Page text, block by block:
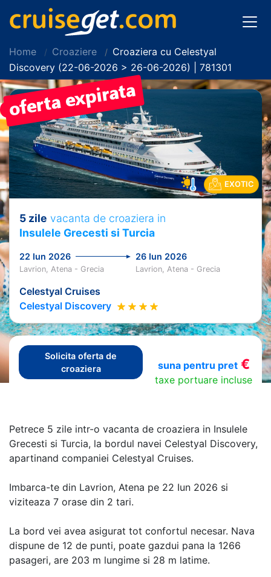
Home Croaziere
Croaziera cu Celestyal
Discovery (22-06-2026 > 26-06-2026) | 781301
PRET REDUS!
EXOTIC
5 zile vacanta de croaziera in
Insulele Grecesti si Turcia
22 Iun 2026 26 Iun 2026
Lavrion, Atena - Grecia Lavrion, Atena - Grecia
Celestyal Cruises
Celestyal Discovery
Solicita oferta de
croaziera
suna pentru pret€
taxe portuare incluse
Petrece 5 zile intr-o vacanta de croaziera in Insulele
Grecesti si Turcia, la bordul navei Celestyal Discovery,
apartinand companiei Celestyal Cruises.
Imbarca-te din Lavrion, Atena pe 22 Iun 2026 si
viziteaza 7 orase din 2 tari.
La bord vei avea asigurat tot confortul necesar. Nava
dispune de 12 de punti, poate gazdui pana la 1266
pasageri, are 203 m lungime si 28 m latime.